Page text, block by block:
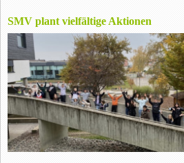
SMV plant vielfältige Aktionen